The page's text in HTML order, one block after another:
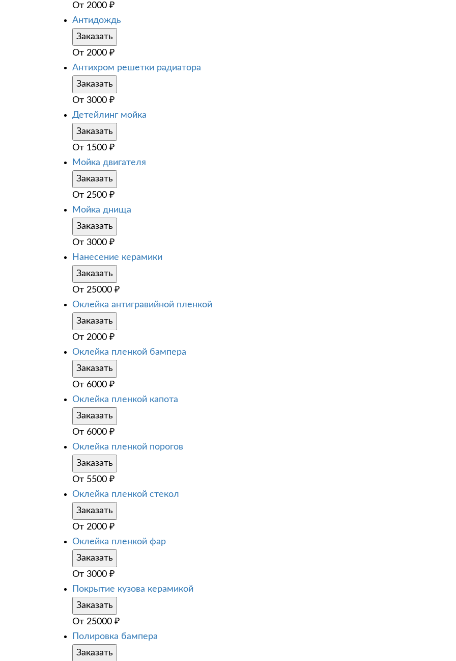
От 2000 ₽
Антидождь
Заказать
От 2000 ₽
Антихром решетки радиатора
Заказать
От 3000 ₽
Детейлинг мойка
Заказать
От 1500 ₽
Мойка двигателя
Заказать
От 2500 ₽
Мойка днища
Заказать
От 3000 ₽
Нанесение керамики
Заказать
От 25000 ₽
Оклейка антигравийной пленкой
Заказать
От 2000 ₽
Оклейка пленкой бампера
Заказать
От 6000 ₽
Оклейка пленкой капота
Заказать
От 6000 ₽
Оклейка пленкой порогов
Заказать
От 5500 ₽
Оклейка пленкой стекол
Заказать
От 2000 ₽
Оклейка пленкой фар
Заказать
От 3000 ₽
Покрытие кузова керамикой
Заказать
От 25000 ₽
Полировка бампера
Заказать